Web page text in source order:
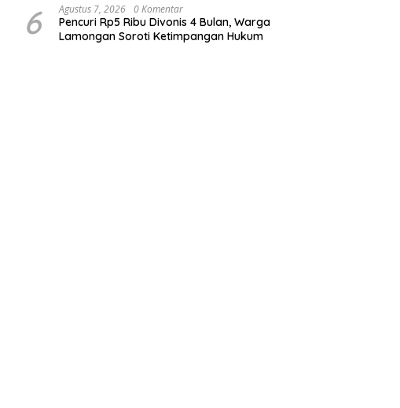
6 Agustus 7, 2026 0 Komentar
Pencuri Rp5 Ribu Divonis 4 Bulan, Warga
Lamongan Soroti Ketimpangan Hukum